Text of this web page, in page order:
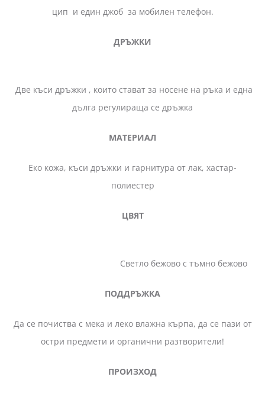
цип и един джоб за мобилен телефон.
ДРЪЖКИ
Две къси дръжки , които стават за носене на ръка и една
дълга регулираща се дръжка
МАТЕРИАЛ
Еко кожа, къси дръжки и гарнитура от лак, хастар-
полиестер
ЦВЯТ
Светло бежово с тъмно бежово
ПОДДРЪЖКА
Да се почиства с мека и леко влажна кърпа, да се пази от
остри предмети и органични разтворители!
ПРОИЗХОД